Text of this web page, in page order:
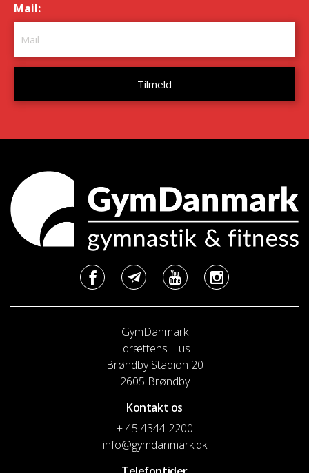
Mail:
GymDanmark
Idrættens Hus
Brøndby Stadion 20
2605 Brøndby
Kontakt os
+ 45 4344 2200
info@gymdanmark.dk